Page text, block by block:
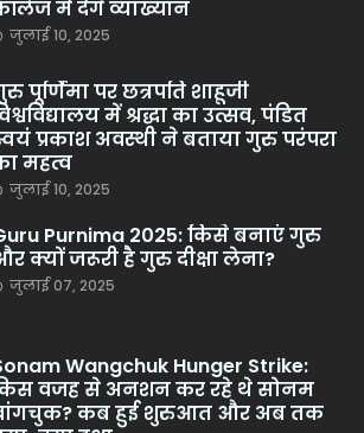
में देंगे व्याख्यान
जुलाई 10, 2025
पूर्णिमा पर छत्रपति शाहूजी
में श्रद्धा का उत्सव, पंडित
प्रकाश अवस्थी ने बताया गुरु परंपरा
महत्व
जुलाई 10, 2025
Purnima 2025: किसे बनाएं गुरु
क्यों जरूरी है गुरु दीक्षा लेना?
जुलाई 07, 2025
Wangchuk Hunger Strike:
वजह से अनशन कर रहे थे सोनम
कब हुई शुरुआत और अब तक